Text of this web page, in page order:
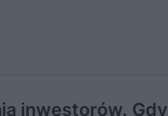
inwestorów. Gdy